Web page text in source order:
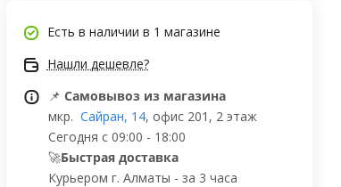
Есть в наличии в 1 магазине
Нашли дешевле?
📌 Самовывоз из магазина
мкр. Сайран, 14, офис 201, 2 этаж
Сегодня с 09:00 - 18:00
🚀Быстрая доставка
Курьером г. Алматы - за 3 часа